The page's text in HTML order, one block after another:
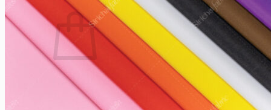
฿0.00
ไม่มีสินค้าในตะกร้า
กลับสู่หน้าร้านค้า